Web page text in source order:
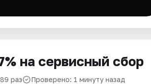
на сервисный сбор
раз Проверено: 1 минуту назад